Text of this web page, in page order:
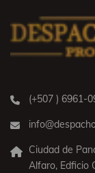
(+507 ) 6961-
Ciudad de
Alfaro, Edficio